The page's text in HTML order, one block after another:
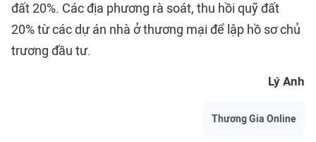
đất 20%. Các địa phương rà soát, thu hồi quỹ đất
20% từ các dự án nhà ở thương mại để lập hồ sơ chủ
trương đầu tư.
Lý Anh
Thương Gia Online